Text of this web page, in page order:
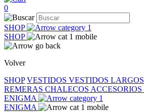
0
SHOP
SHOP
Volver
SHOP VESTIDOS VESTIDOS LARGOS
REMERAS CHALECOS ACCESORIOS
ENIGMA
ENIGMA